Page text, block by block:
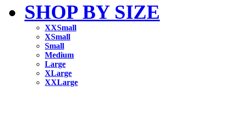
SHOP BY SIZE
XXSmall
XSmall
Small
Medium
Large
XLarge
XXLarge